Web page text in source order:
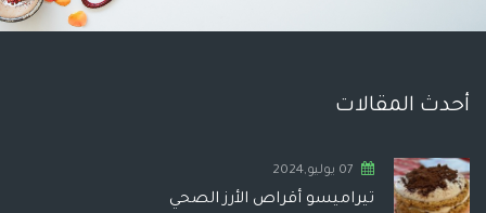
أحدث المقالات
07 يوليو,2024
تيراميسو أقراص الأرز الصحي